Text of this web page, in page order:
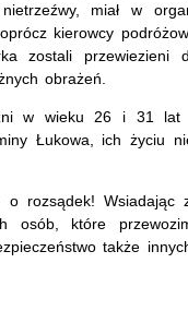
nietrzeźwy, miał w
kierowcy
zostali przewiezieni
obrażeń.
w wieku 26 i 31 lat
Łukowa, ich życiu
o rozsądek!
osób, które
także